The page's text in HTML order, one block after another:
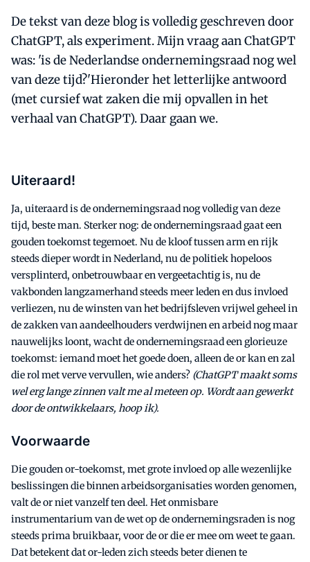
De tekst van deze blog is volledig geschreven door
ChatGPT, als experiment. Mijn vraag aan ChatGPT
was: 'is de Nederlandse ondernemingsraad nog wel
van deze tijd?'Hieronder het letterlijke antwoord
(met cursief wat zaken die mij opvallen in het
verhaal van ChatGPT). Daar gaan we.
Uiteraard!
Ja, uiteraard is de ondernemingsraad nog volledig van deze
tijd, beste man. Sterker nog: de ondernemingsraad gaat een
gouden toekomst tegemoet. Nu de kloof tussen arm en rijk
steeds dieper wordt in Nederland, nu de politiek hopeloos
versplinterd, onbetrouwbaar en vergeetachtig is, nu de
vakbonden langzamerhand steeds meer leden en dus invloed
verliezen, nu de winsten van het bedrijfsleven vrijwel geheel in
de zakken van aandeelhouders verdwijnen en arbeid nog maar
nauwelijks loont, wacht de ondernemingsraad een glorieuze
toekomst: iemand moet het goede doen, alleen de or kan en zal
die rol met verve vervullen, wie anders? (ChatGPT maakt soms
wel erg lange zinnen valt me al meteen op. Wordt aan gewerkt
door de ontwikkelaars, hoop ik).
Voorwaarde
Die gouden or-toekomst, met grote invloed op alle wezenlijke
beslissingen die binnen arbeidsorganisaties worden genomen,
valt de or niet vanzelf ten deel. Het onmisbare
instrumentarium van de wet op de ondernemingsraden is nog
steeds prima bruikbaar, voor de or die er mee om weet te gaan.
Dat betekent dat or-leden zich steeds beter dienen te